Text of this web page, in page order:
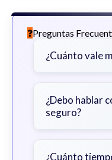
Preguntas
¿Cuánto vale
gravedad de
médicas,
¿Debo hablar
seguro?
primero con
¿Cuánto